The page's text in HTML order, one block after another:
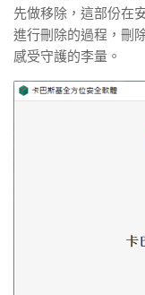
先做移除，這部份在
進行刪除的過程，刪
感受守護的李量。